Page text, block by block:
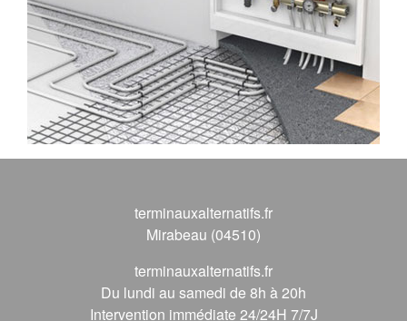
terminauxalternatifs.fr
Mirabeau (04510)
terminauxalternatifs.fr
Du lundi au samedi de 8h à 20h
Intervention immédiate 24/24H 7/7J